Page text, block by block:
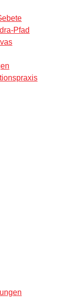
Pfad